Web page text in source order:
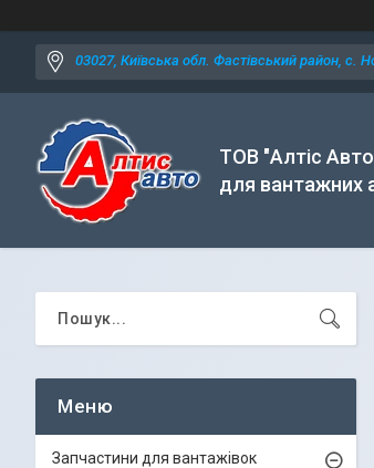
03027, Київська обл. Фастівський район, с.
ТОВ "Алтіс
для вантажних
Запчастини для вантажівок